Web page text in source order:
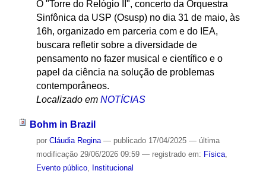
O "Torre do Relógio II", concerto da Orquestra
Sinfônica da USP (Osusp) no dia 31 de maio, às
16h, organizado em parceria com e do IEA,
buscara refletir sobre a diversidade de
pensamento no fazer musical e científico e o
papel da ciência na solução de problemas
contemporâneos.
Localizado em NOTÍCIAS
Bohm in Brazil
por Cláudia Regina — publicado17/04/2025 — última
modificação29/06/2026 09:59 — registrado em: Física,
Evento público, Institucional